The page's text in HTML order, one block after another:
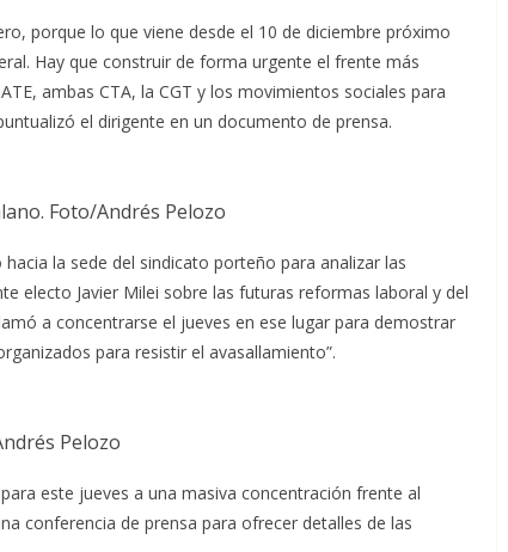
porque lo que viene desde el 10 de diciembre próximo
Hay que construir de forma urgente el frente más
ambas CTA, la CGT y los movimientos sociales para
el dirigente en un documento de prensa.
Foto/Andrés Pelozo
la sede del sindicato porteño para analizar las
electo Javier Milei sobre las futuras reformas laboral y del
a concentrarse el jueves en ese lugar para demostrar
para resistir el avasallamiento”.
Pelozo
este jueves a una masiva concentración frente al
conferencia de prensa para ofrecer detalles de las